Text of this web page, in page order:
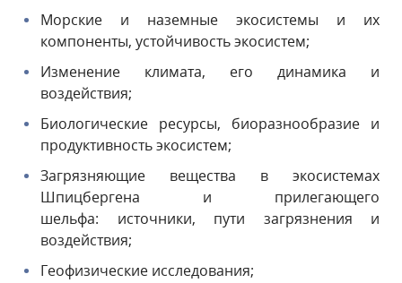
Морские и наземные экосистемы и их
компоненты, устойчивость экосистем;
Изменение климата, его динамика и
воздействия;
Биологические ресурсы, биоразнообразие и
продуктивность экосистем;
Загрязняющие вещества в экосистемах
Шпицбергена и прилегающего
шельфа: источники, пути загрязнения и
воздействия;
Геофизические исследования;